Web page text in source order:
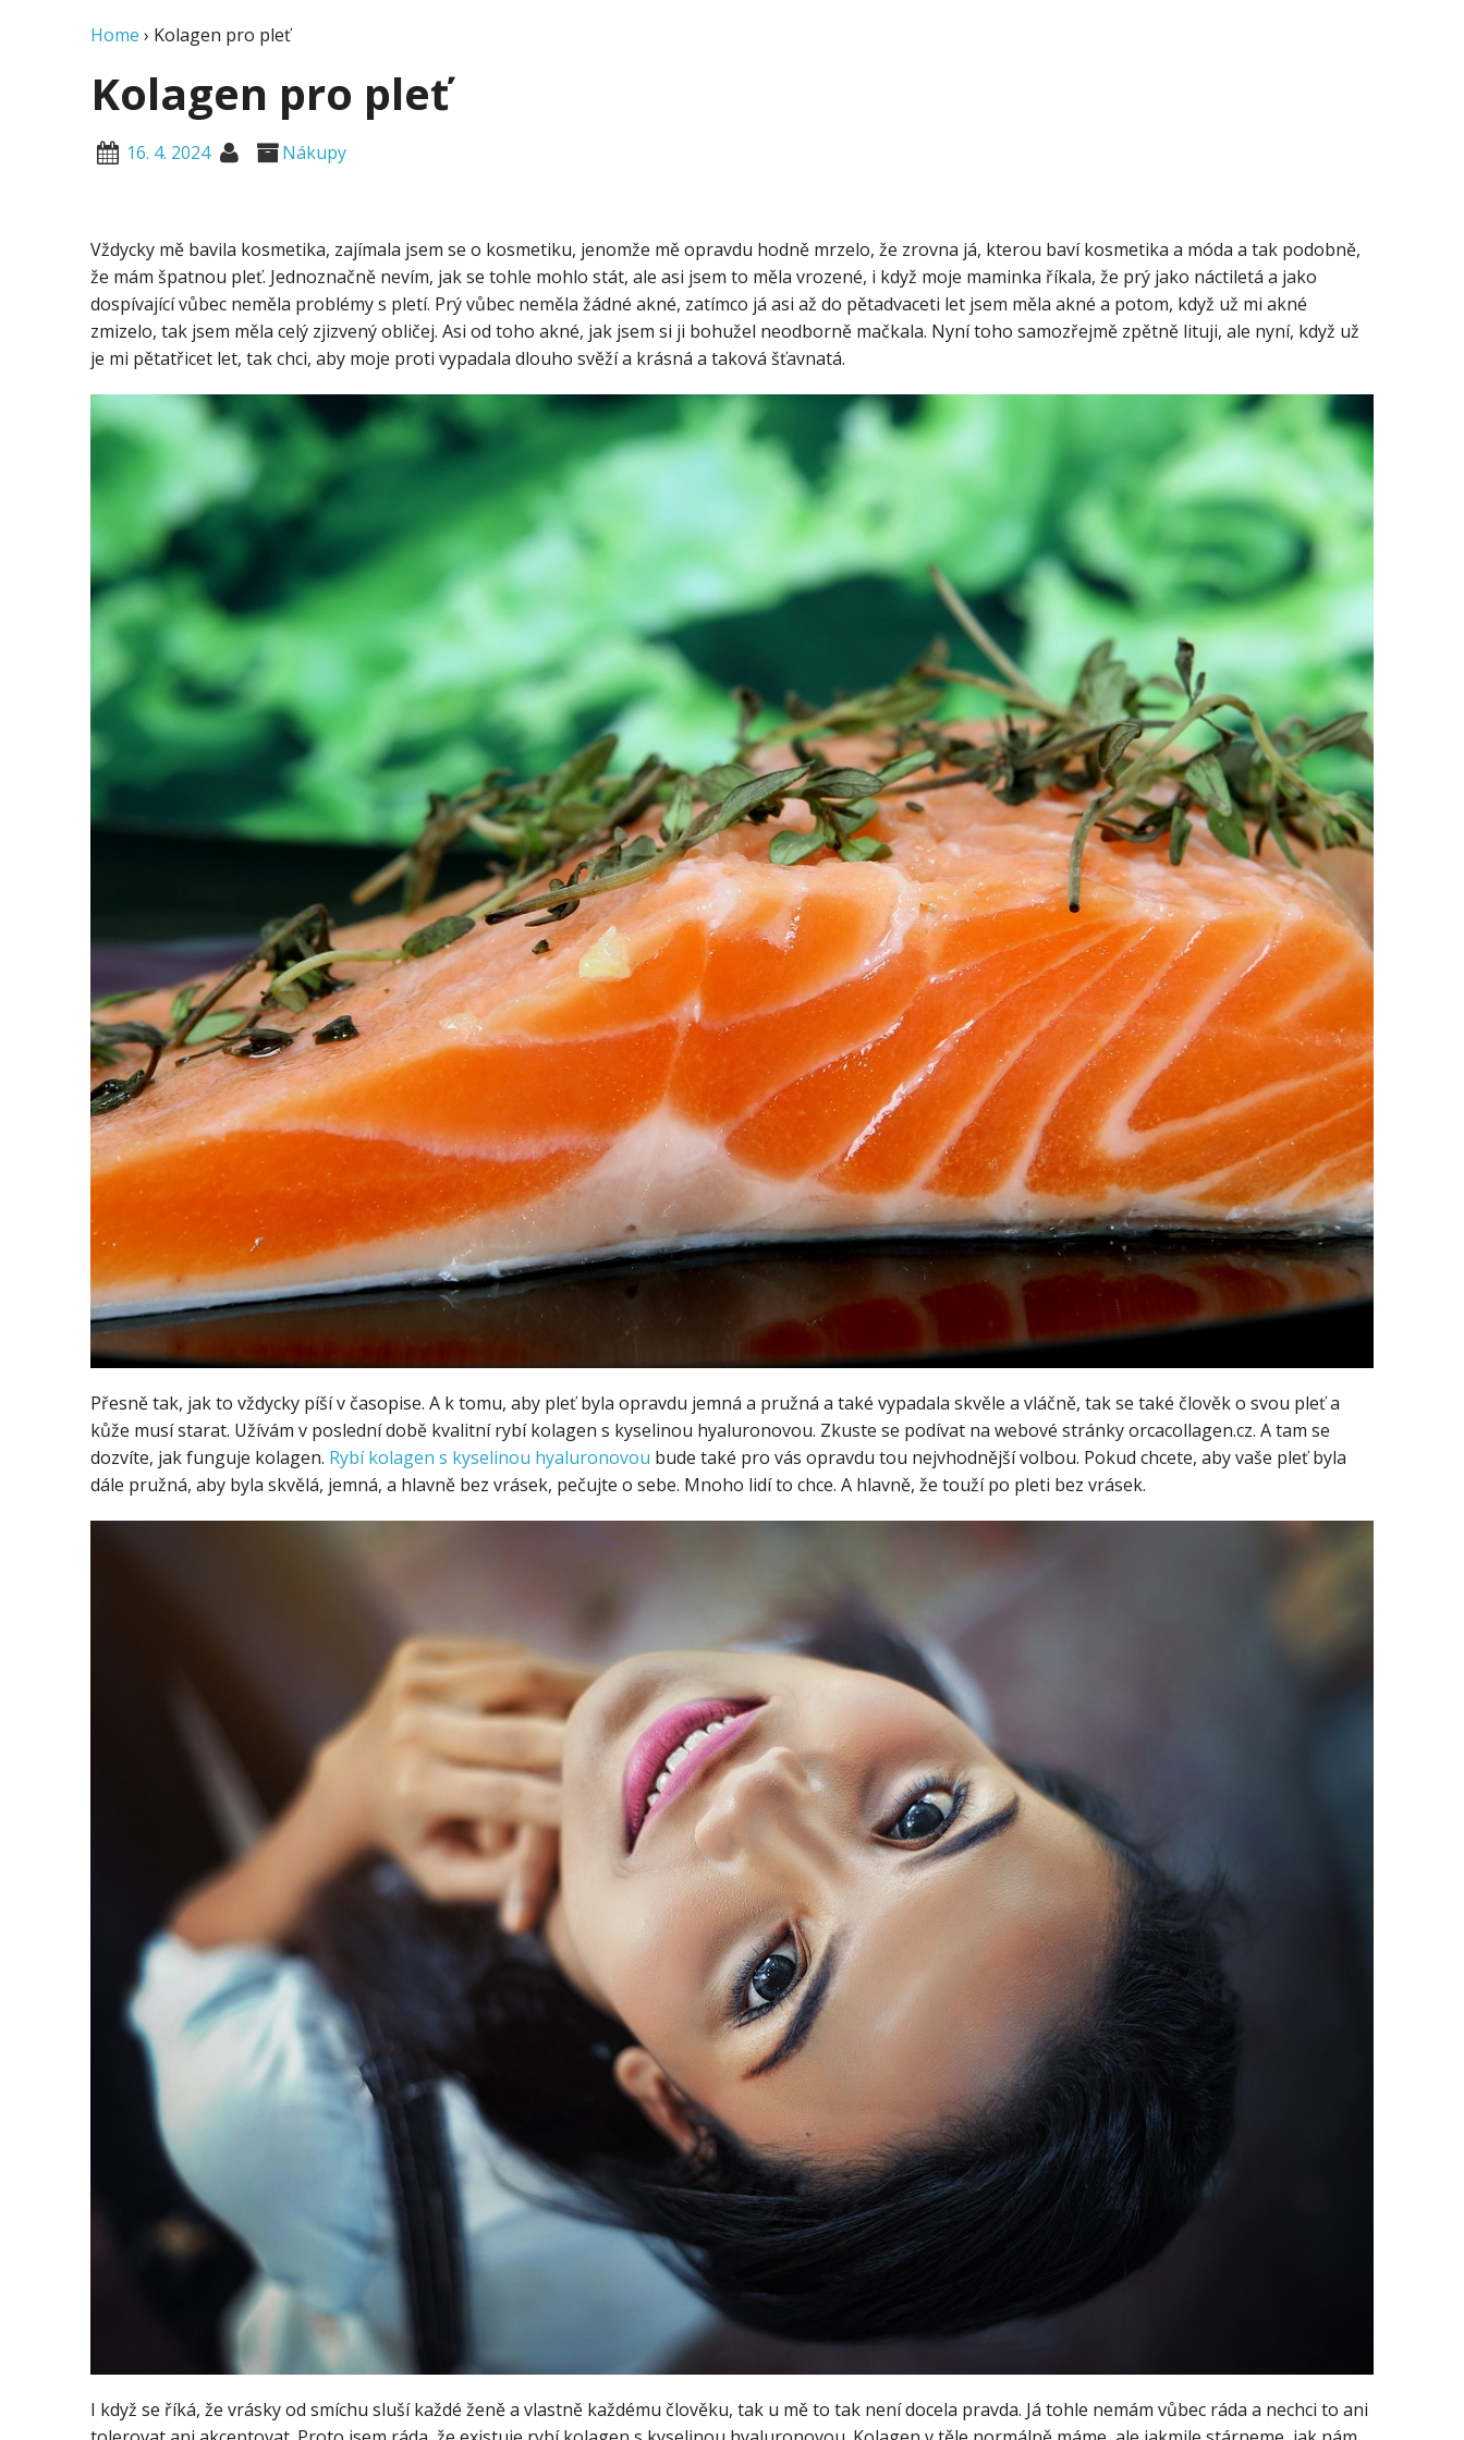
Home › Kolagen pro pleť
Kolagen pro pleť
16. 4. 2024 Nákupy
Vždycky mě bavila kosmetika, zajímala jsem se o kosmetiku, jenomže mě opravdu hodně mrzelo, že zrovna já, kterou baví kosmetika a móda a tak podobně,
že mám špatnou pleť. Jednoznačně nevím, jak se tohle mohlo stát, ale asi jsem to měla vrozené, i když moje maminka říkala, že prý jako náctiletá a jako
dospívající vůbec neměla problémy s pletí. Prý vůbec neměla žádné akné, zatímco já asi až do pětadvaceti let jsem měla akné a potom, když už mi akné
zmizelo, tak jsem měla celý zjizvený obličej. Asi od toho akné, jak jsem si ji bohužel neodborně mačkala. Nyní toho samozřejmě zpětně lituji, ale nyní, když už
je mi pětatřicet let, tak chci, aby moje proti vypadala dlouho svěží a krásná a taková šťavnatá.
Přesně tak, jak to vždycky píší v časopise. A k tomu, aby pleť byla opravdu jemná a pružná a také vypadala skvěle a vláčně, tak se také člověk o svou pleť a
kůže musí starat. Užívám v poslední době kvalitní rybí kolagen s kyselinou hyaluronovou. Zkuste se podívat na webové stránky orcacollagen.cz. A tam se
dozvíte, jak funguje kolagen. Rybí kolagen s kyselinou hyaluronovou bude také pro vás opravdu tou nejvhodnější volbou. Pokud chcete, aby vaše pleť byla
dále pružná, aby byla skvělá, jemná, a hlavně bez vrásek, pečujte o sebe. Mnoho lidí to chce. A hlavně, že touží po pleti bez vrásek.
I když se říká, že vrásky od smíchu sluší každé ženě a vlastně každému člověku, tak u mě to tak není docela pravda. Já tohle nemám vůbec ráda a nechci to ani